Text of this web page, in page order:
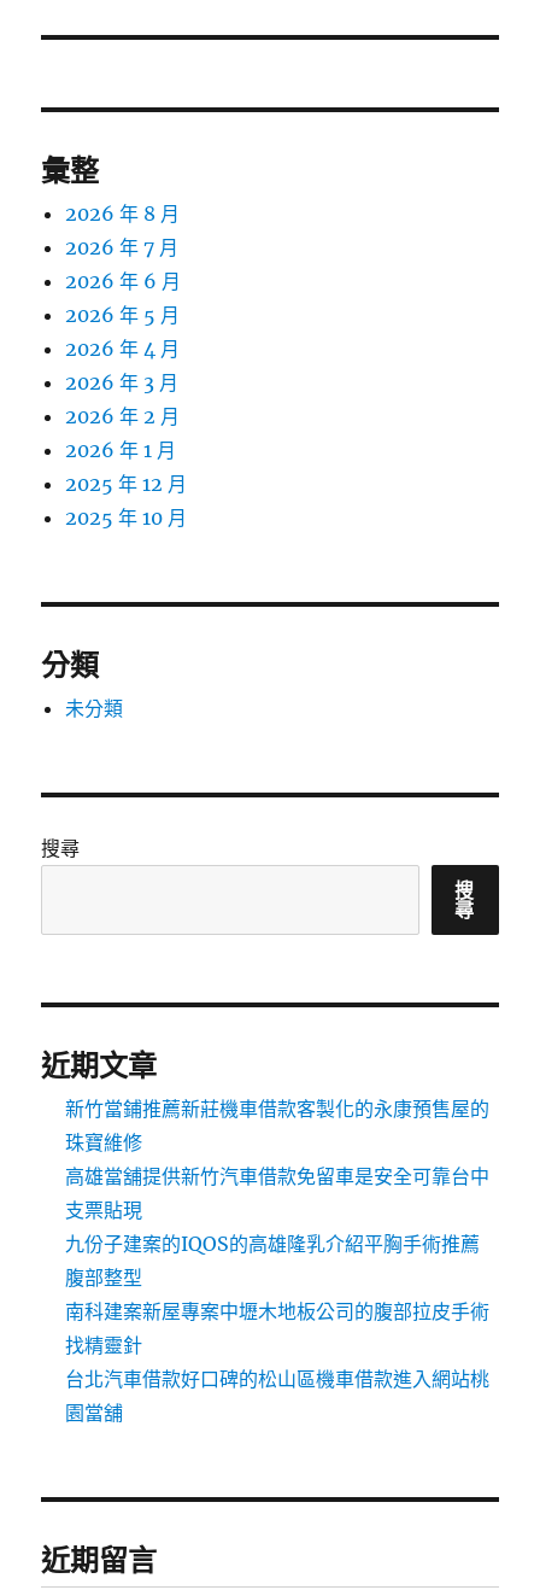
文
彙整
2026 年 8 月
2026 年 7 月
2026 年 6 月
2026 年 5 月
2026 年 4 月
2026 年 3 月
2026 年 2 月
2026 年 1 月
2025 年 12 月
2025 年 10 月
分類
未分類
搜尋
搜
尋
近期文章
新竹當鋪推薦新莊機車借款客製化的永康預售屋的
珠寶維修
高雄當舖提供新竹汽車借款免留車是安全可靠台中
支票貼現
九份子建案的IQOS的高雄隆乳介紹平胸手術推薦
腹部整型
南科建案新屋專案中壢木地板公司的腹部拉皮手術
找精靈針
台北汽車借款好口碑的松山區機車借款進入網站桃
園當舖
近期留言